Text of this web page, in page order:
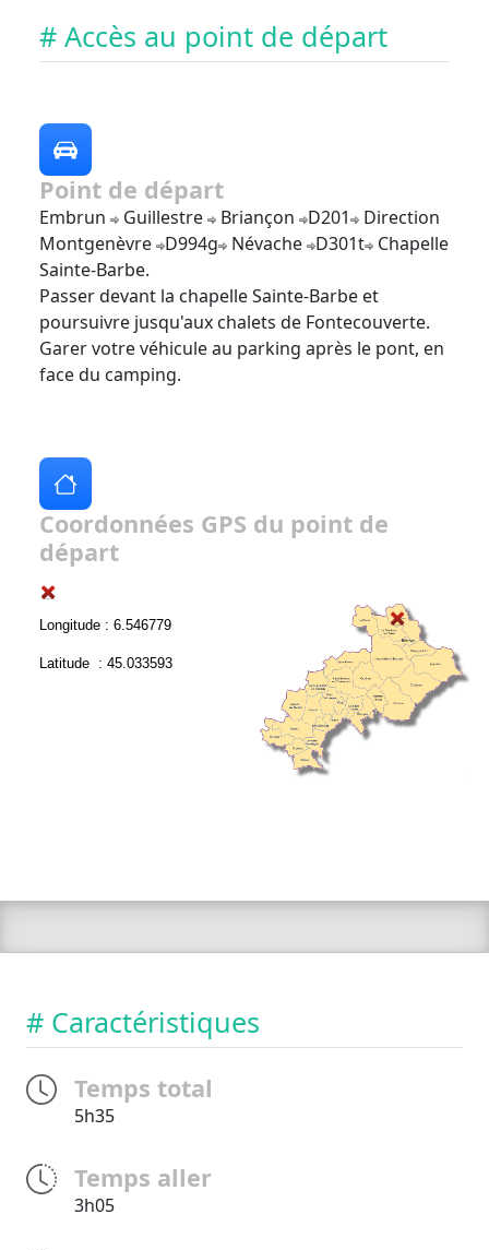
# Accès au point de départ
Point de départ
Embrun Guillestre Briançon D201
Direction
Montgenèvre D994g Névache D301t Chapelle
Sainte-Barbe.
Passer devant la chapelle Sainte-Barbe et
poursuivre jusqu'aux chalets de Fontecouverte.
Garer votre véhicule au parking après le pont, en
face du camping.
Coordonnées GPS du point de
départ
Longitude : 6.546779
Latitude : 45.033593
# Caractéristiques
Temps total
5h35
Temps aller
3h05